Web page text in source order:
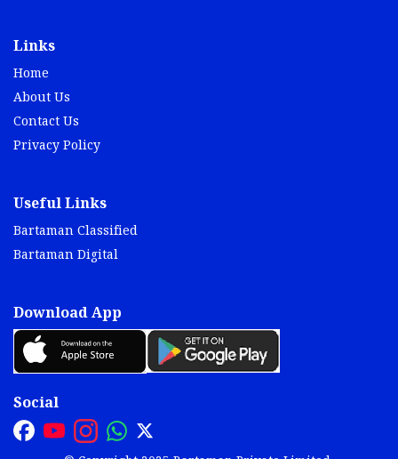
Links
Home
About Us
Contact Us
Privacy Policy
Useful Links
Bartaman Classified
Bartaman Digital
Download App
Social